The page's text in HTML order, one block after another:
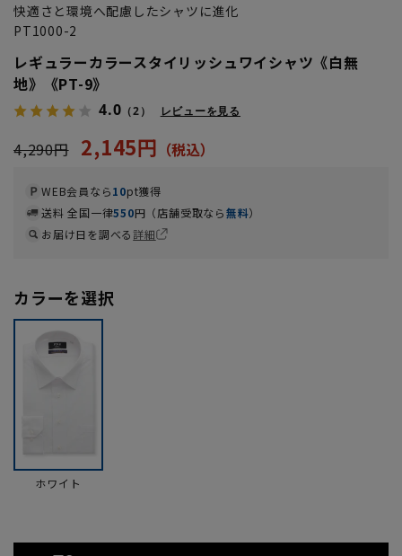
快適さと環境へ配慮したシャツに進化
PT1000-2
レギュラーカラースタイリッシュワイシャツ《白無
地》《PT-9》
4.0 （2） レビューを見る
4,290円 2,145円
WEB会員なら10pt獲得
送料 全国一律550円（店舗受取なら無料）
お届け日を調べる詳細
カラーを選択
ホワイト